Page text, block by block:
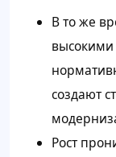
В то же
создают
Рост